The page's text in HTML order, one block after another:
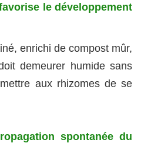
le développement
enrichi de compost mûr,
demeurer humide sans
aux rhizomes de se
spontanée du